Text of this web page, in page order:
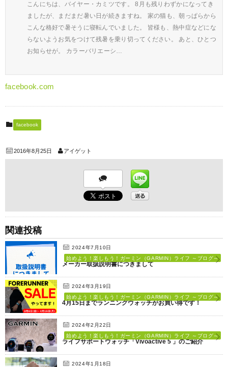
こんにちは、バイヤー・カミツです。 8月も残りわずかになってき
ましたが、まだまだ暑い日が続きますね。 家の猫も、朝っぱらから
こんな格好で暑そうに寝転んでいました。 皆様も、熱中症などにな
らないようお気をつけて残暑を乗り切ってください。 あと、ひとつ
お知らせが。 カラーバリエーシ…
facebook.com
facebook
2016年8月25日 アイゲット
関連投稿
2024年7月10日
始めよう！楽しもう！ガーミン（GARMIN）ライフ ～ブログ～
メーカー取扱説明書につきまして
2024年3月19日
始めよう！楽しもう！ガーミン（GARMIN）ライフ ～ブログ～
4月15日までランニングウォッチがお買い得です！
2024年2月22日
始めよう！楽しもう！ガーミン（GARMIN）ライフ ～ブログ～
ライフサポートウォッチ「Vivoactive 5 」のご紹介
2024年1月18日